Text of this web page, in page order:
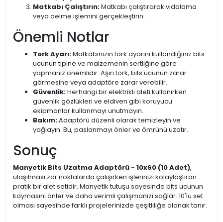
Matkabı Çalıştırın:Matkabı çalıştırarak vidalama
veya delme işlemini gerçekleştirin.
Önemli Notlar
Tork Ayarı:Matkabınızın tork ayarını kullandığınız bits
ucunun tipine ve malzemenin sertliğine göre
yapmanız önemlidir. Aşırı tork, bits ucunun zarar
görmesine veya adaptöre zarar verebilir.
Güvenlik:Herhangi bir elektrikli aleti kullanırken
güvenlik gözlükleri ve eldiven gibi koruyucu
ekipmanlar kullanmayı unutmayın.
Bakım:Adaptörü düzenli olarak temizleyin ve
yağlayın. Bu, paslanmayı önler ve ömrünü uzatır.
Sonuç
Manyetik Bits Uzatma Adaptörü - 10x60 (10 Adet),
ulaşılması zor noktalarda çalışırken işlerinizi kolaylaştıran
pratik bir alet setidir. Manyetik tutuşu sayesinde bits ucunun
kaymasını önler ve daha verimli çalışmanızı sağlar. 10'lu set
olması sayesinde farklı projelerinizde çeşitliliğe olanak tanır.